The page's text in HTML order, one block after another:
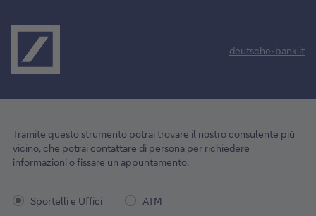
deutsche-bank.it
Tramite questo strumento potrai trovare il nostro consulente più
vicino, che potrai contattare di persona per richiedere
informazioni o fissare un appuntamento.
Sportelli e Uffici ATM